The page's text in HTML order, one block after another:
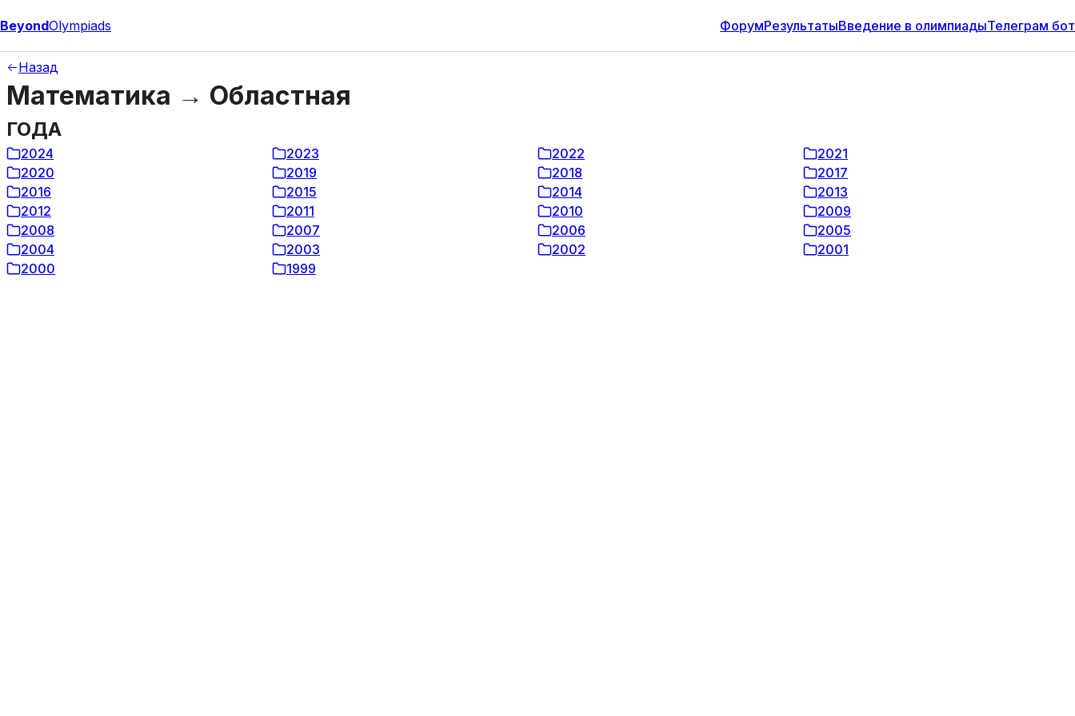
BeyondOlympiads ФорумРезультатыВведение в олимпиадыТелеграм бот
Назад
Математика → Областная
ГОДА
2024 2023 2022
2021
2020
2019 2018
2017
2016
2015 2014
2013
2012
2011 2010
2009
2008
2007 2006
2005
2004
2003 2002
2001
2000
1999